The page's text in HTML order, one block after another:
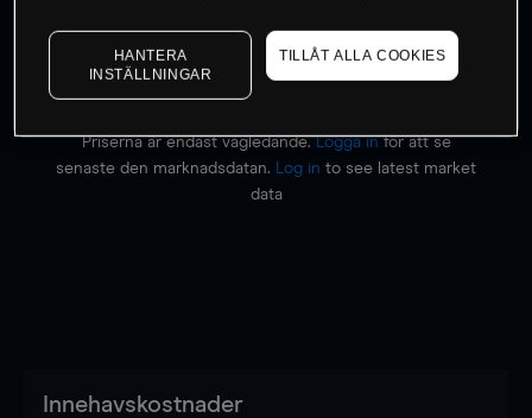
Priserna är endast vägledande.Logga inför att se
senaste den marknadsdatan.
Log in to see latest market
data
Innehavskostnader
HANTERA
INSTÄLLNINGAR
TILLÅT ALLA COOKIES